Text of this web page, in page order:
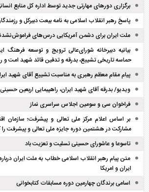
برگزاری دور‌های مهارتی جدید توسط اداره کل منابع
پاسخ رهبر انقلاب اسلامی به نامه بیعت دبیرکل و
ملت ایران برای دشمن آمریکایی درس‌های
بیانیه دبیرخانه شورای‌عالی ترویج و توسعه فرهنگ
حماسه تاریخی تشییع، بدرقه و تدفین قائد شهید امت و
پیام مقام معظم رهبری به مناسبت تشییع آقای شهید
ویدیو/ بدرقه آقای شهید ایران، راهپیمایی اربعین
فراخوان سی و سومین اجلاس سراسری نماز
بر اساس اعلام مرکز ملی تعالی و پیشرفت؛ سازمان
مشارکت در هشتمین دوره جایزه ملی تعالی و پیشرفت
تاسوعا و عاشورای حسینی تسلیت و تعزیت باد
متن پیام رهبر انقلاب اسلامی خطاب به ملت ایران
ایران و امریکا
اسامی برندگان چهارمین دوره مسابقات کتابخوانی